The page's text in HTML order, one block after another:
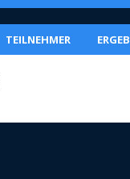
TEILNEHMER